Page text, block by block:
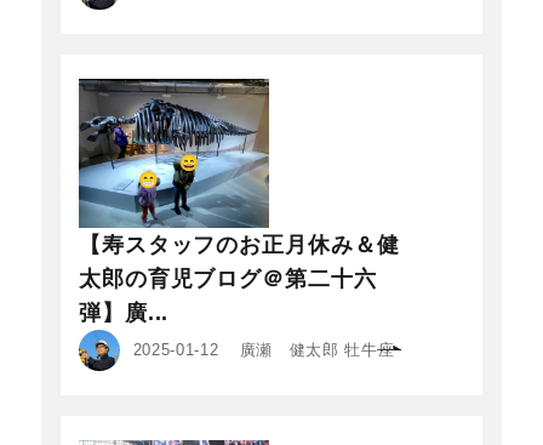
【寿スタッフのお正月休み＆健
太郎の育児ブログ＠第二十六
弾】廣...
2025-01-12 廣瀬 健太郎 牡牛座